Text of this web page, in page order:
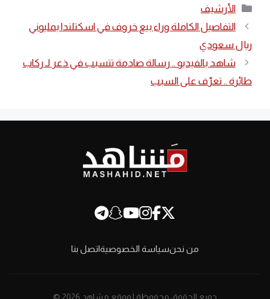
التصنيفات
الأرشيف
التفاصيل الكاملة وراء بيع خروف في اسكتلندا بمليوني
ريال سعودي
شاهد بالفيديو .. رسالة صادمة تتسبب في ذعر لـ ركاب
طائرة .. تعرّف على السبب
من نحنسياسة الخصوصيةاتصل بنا
جميع الحقوق محفوظة لموقع مشاهد 2026 ©